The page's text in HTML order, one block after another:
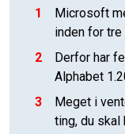
1
Microsoft
inden for tre
2
Derfor har
Alphabet
3
Meget i
ting, du skal